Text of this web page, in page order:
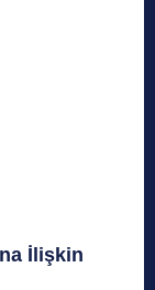
İlişkin